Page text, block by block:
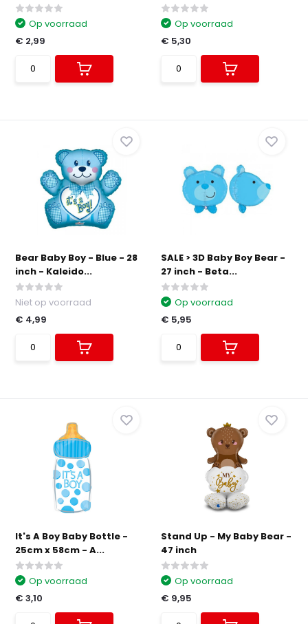
Op voorraad
€ 2,99
Op voorraad
€ 5,30
Bear Baby Boy - Blue - 28
inch - Kaleido...
Niet op voorraad
€ 4,99
SALE > 3D Baby Boy Bear -
27 inch - Beta...
Op voorraad
€ 5,95
It's A Boy Baby Bottle -
25cm x 58cm - A...
Op voorraad
€ 3,10
Stand Up - My Baby Bear -
47 inch
Op voorraad
€ 9,95